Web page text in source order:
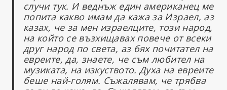
случи тук. И веднъж един американец ме
попита какво имам да кажа за Израел, аз
казах, че за мен израелците, този народ,
на който се възхищавах повече от всеки
друг народ по света, аз бях почитател на
евреите, да, знаете, че съм любител на
музиката, на изкуството. Духа на евреите
беше най-голям. Съжалявам, че трябва